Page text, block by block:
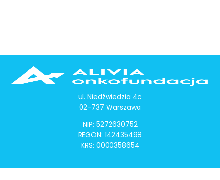
ul. Niedźwiedzia 4c
02-737 Warszawa
NIP: 5272630752
REGON: 142435498
KRS: 0000358654
Alivia Onkomapa